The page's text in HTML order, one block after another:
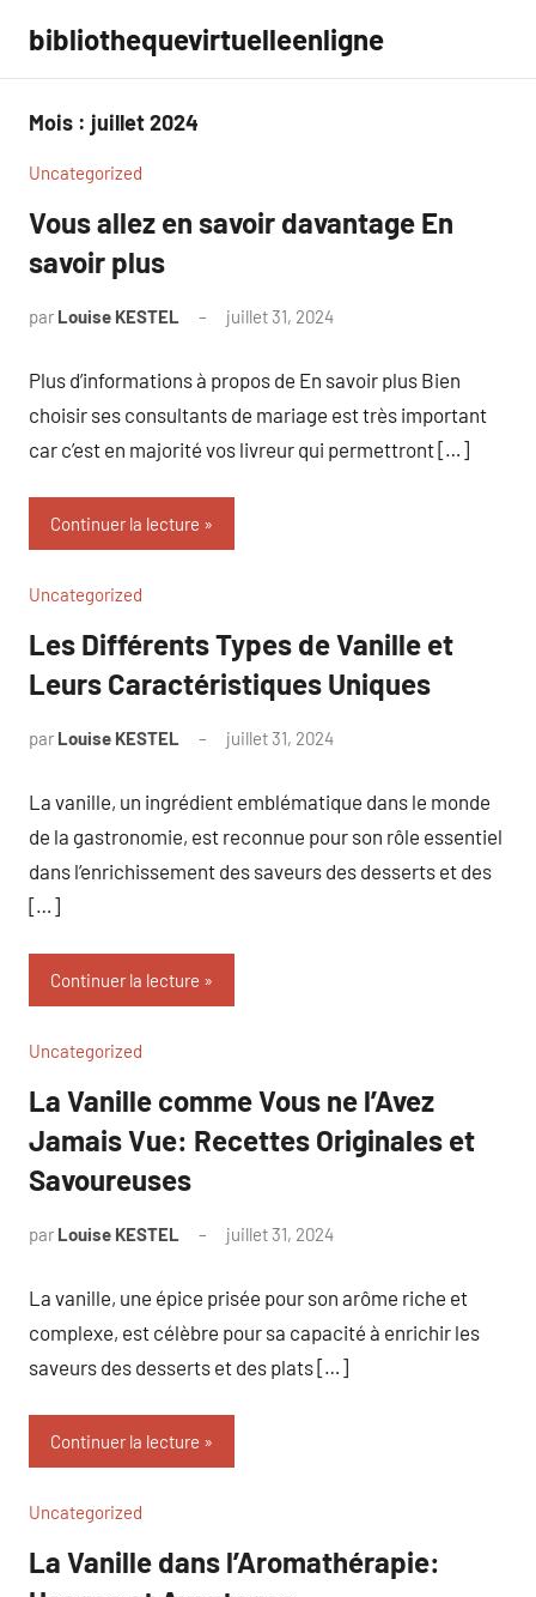
contenu
bibliothequevirtuelleenligne
Mois : juillet 2024
Uncategorized
Vous allez en savoir davantage En
savoir plus
par Louise KESTEL juillet 31, 2024
Plus d’informations à propos de En savoir plus Bien
choisir ses consultants de mariage est très important
car c’est en majorité vos livreur qui permettront […]
Continuer la lecture
Uncategorized
Les Différents Types de Vanille et
Leurs Caractéristiques Uniques
par Louise KESTEL juillet 31, 2024
La vanille, un ingrédient emblématique dans le monde
de la gastronomie, est reconnue pour son rôle essentiel
dans l’enrichissement des saveurs des desserts et des
[…]
Continuer la lecture
Uncategorized
La Vanille comme Vous ne l’Avez
Jamais Vue: Recettes Originales et
Savoureuses
par Louise KESTEL juillet 31, 2024
La vanille, une épice prisée pour son arôme riche et
complexe, est célèbre pour sa capacité à enrichir les
saveurs des desserts et des plats […]
Continuer la lecture
Uncategorized
La Vanille dans l’Aromathérapie: